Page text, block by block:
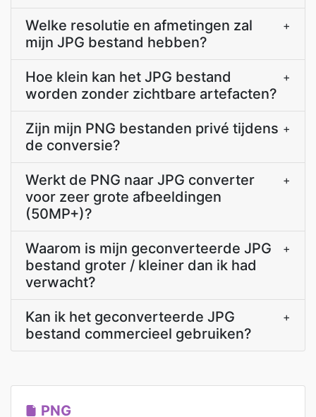
Welke resolutie en afmetingen zal
mijn JPG bestand hebben?
+
Hoe klein kan het JPG bestand
worden zonder zichtbare artefacten?
+
Zijn mijn PNG bestanden privé tijdens
de conversie?
+
Werkt de PNG naar JPG converter
voor zeer grote afbeeldingen
(50MP+)?
+
Waarom is mijn geconverteerde JPG
bestand groter / kleiner dan ik had
verwacht?
+
Kan ik het geconverteerde JPG
bestand commercieel gebruiken?
+
PNG